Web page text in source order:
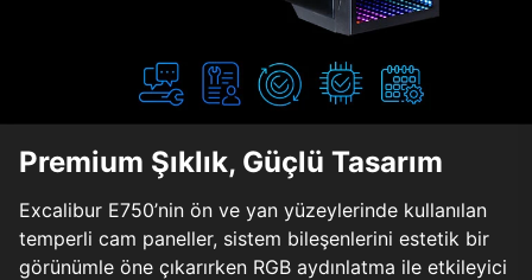
Premium Şıklık, Güçlü Tasarım
Excalibur E750’nin ön ve yan yüzeylerinde kullanılan
temperli cam paneller, sistem bileşenlerini estetik bir
görünümle öne çıkarırken RGB aydınlatma ile etkileyici